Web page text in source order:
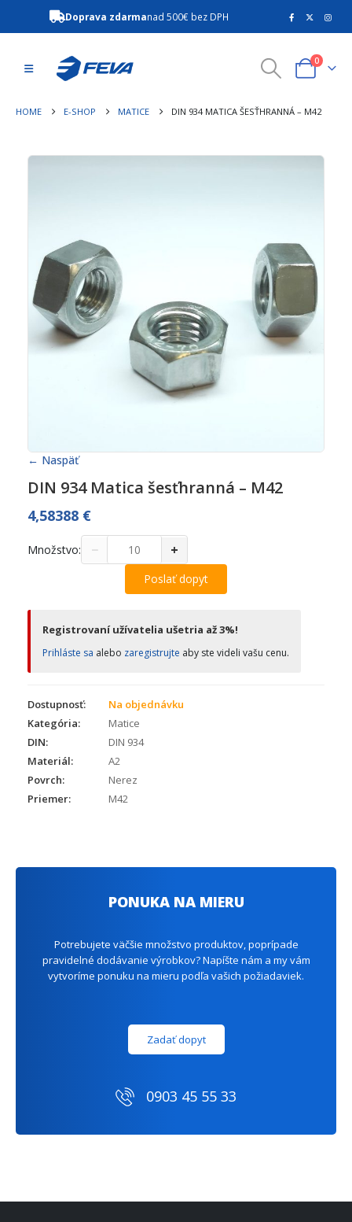
Doprava zdarmanad 500€ bez DPH
0
HOME E-SHOP MATICE DIN 934 MATICA ŠESŤHRANNÁ – M42
← Naspäť
DIN 934 Matica šesťhranná – M42
4,58388 €
Množstvo: − +
Poslať dopyt
Registrovaní užívatelia ušetria až 3%!
Prihláste sa alebo zaregistrujte aby ste videli vašu cenu.
Dostupnosť:
Na objednávku
Kategória:
Matice
DIN:
DIN 934
Materiál:
A2
Povrch:
Nerez
Priemer:
M42
PONUKA NA MIERU
Potrebujete väčšie množstvo produktov, poprípade
pravidelné dodávanie výrobkov? Napíšte nám a my vám
vytvoríme ponuku na mieru podľa vašich požiadaviek.
Zadať dopyt
0903 45 55 33